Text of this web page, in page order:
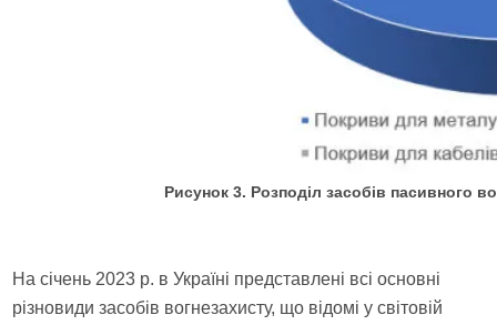
Рисунок 3. Розподіл засобів пасивного
На січень 2023 р. в Україні представлені всі основні
різновиди засобів вогнезахисту, що відомі у світовій